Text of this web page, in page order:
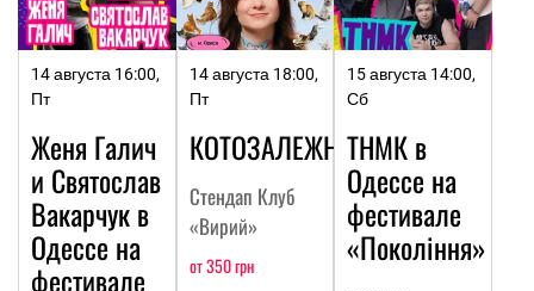
14 августа 16:00,
Пт
Женя Галич
и Святослав
Вакарчук в
Одессе на
фестивале
14 августа 18:00,
Пт
КОТОЗАЛЕЖНОСТЬ
Стендап Клуб
«Вирий»
от 350 грн
15 августа 14:00,
Сб
ТНМК в
Одессе на
фестивале
«Покоління»